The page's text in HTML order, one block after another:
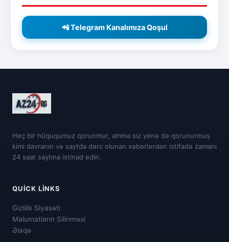
📲 Telegram Kanalımıza Qoşul
Heç bir hüququmuz qorunmur, amma siz yenə də qorunurmuş
kimi davranın və saytda dərc olunan xəbərlərdən istifadə zamanı
24 saat saytına istinad edin.
QUICK LINKS
Gizlilik Siyasəti
Məlumatların Silinməsi
Əlaqə